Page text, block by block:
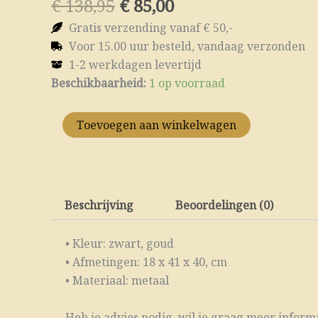
€138,95
prijs
was:
€ 138,95.
€85,00
prijs
is:
€ 85,00.
Gratis verzending vanaf € 50,-
Voor 15.00 uur besteld, vandaag verzonden
1-2 werkdagen levertijd
Beschikbaarheid: 1 op voorraad
Theelicht
Zwart
aantal
Toevoegen aan winkelwagen
Beschrijving Beoordelingen (0)
• Kleur: zwart, goud
• Afmetingen: 18 x 41 x 40, cm
• Materiaal: metaal